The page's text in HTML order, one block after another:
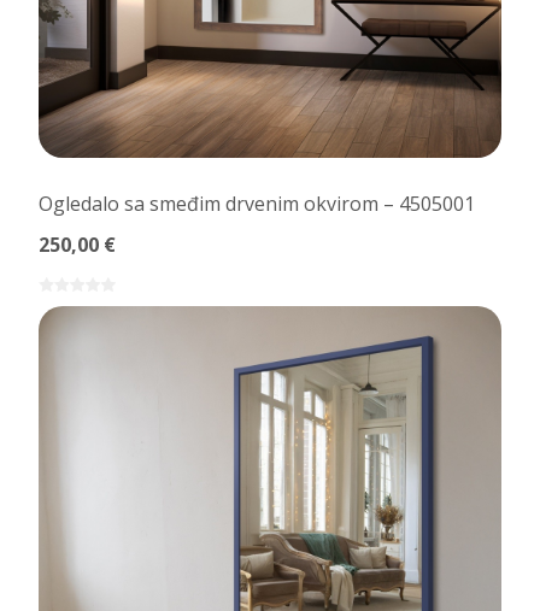
Ogledalo sa smeđim drvenim okvirom – 4505001
250,00 €